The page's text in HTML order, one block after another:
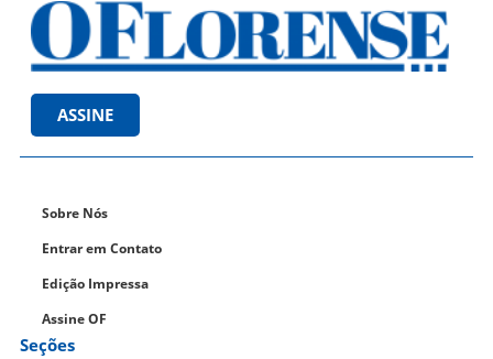
ASSINE
Sobre Nós
Entrar em Contato
Edição Impressa
Assine OF
Seções